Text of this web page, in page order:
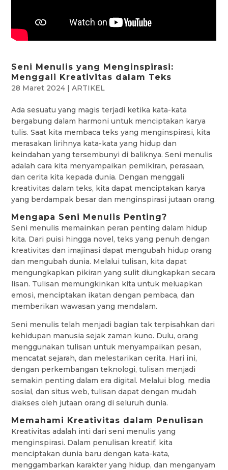
Seni Menulis yang Menginspirasi:
Menggali Kreativitas dalam Teks
28 Maret 2024 |ARTIKEL
Ada sesuatu yang magis terjadi ketika kata-kata
bergabung dalam harmoni untuk menciptakan karya
tulis. Saat kita membaca teks yang menginspirasi, kita
merasakan lirihnya kata-kata yang hidup dan
keindahan yang tersembunyi di baliknya. Seni menulis
adalah cara kita menyampaikan pemikiran, perasaan,
dan cerita kita kepada dunia. Dengan menggali
kreativitas dalam teks, kita dapat menciptakan karya
yang berdampak besar dan menginspirasi jutaan orang.
Mengapa Seni Menulis Penting?
Seni menulis memainkan peran penting dalam hidup
kita. Dari puisi hingga novel, teks yang penuh dengan
kreativitas dan imajinasi dapat mengubah hidup orang
dan mengubah dunia. Melalui tulisan, kita dapat
mengungkapkan pikiran yang sulit diungkapkan secara
lisan. Tulisan memungkinkan kita untuk meluapkan
emosi, menciptakan ikatan dengan pembaca, dan
memberikan wawasan yang mendalam.
Seni menulis telah menjadi bagian tak terpisahkan dari
kehidupan manusia sejak zaman kuno. Dulu, orang
menggunakan tulisan untuk menyampaikan pesan,
mencatat sejarah, dan melestarikan cerita. Hari ini,
dengan perkembangan teknologi, tulisan menjadi
semakin penting dalam era digital. Melalui blog, media
sosial, dan situs web, tulisan dapat dengan mudah
diakses oleh jutaan orang di seluruh dunia.
Memahami Kreativitas dalam Penulisan
Kreativitas adalah inti dari seni menulis yang
menginspirasi. Dalam penulisan kreatif, kita
menciptakan dunia baru dengan kata-kata,
menggambarkan karakter yang hidup, dan menganyam